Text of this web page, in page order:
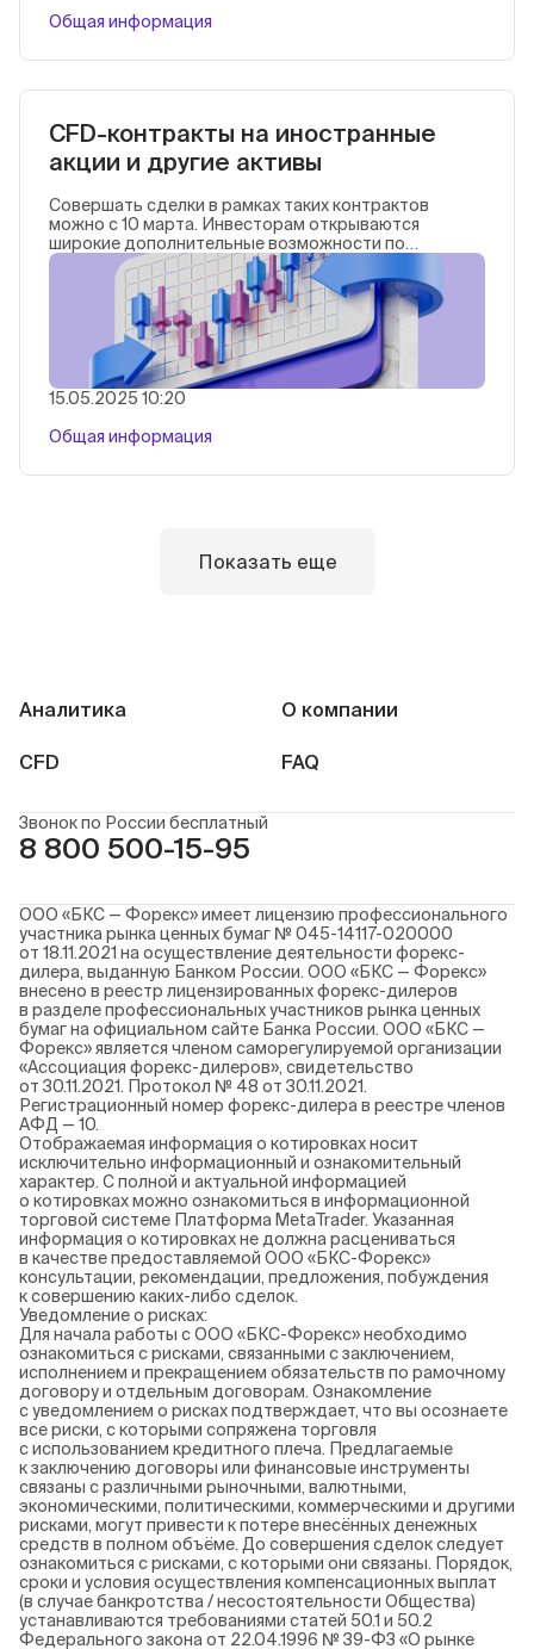
Общая информация
CFD-контракты на иностранные
акции и другие активы
Совершать сделки в рамках таких контрактов
можно с 10 марта. Инвесторам открываются
широкие дополнительные возможности по
диверсификации портфелей, формированию
эффективных стратегий под различные цели и
уровни риска.
15.05.2025 10:20
Общая информация
Показать еще
Аналитика О компании
CFD FAQ
Звонок по России бесплатный
8 800 500-15-95
ООО «БКС — Форекс» имеет лицензию профессионального
участника рынка ценных бумаг № 045-14117-020000
от 18.11.2021 на осуществление деятельности форекс-
дилера, выданную Банком России. ООО «БКС — Форекс»
внесено в реестр лицензированных форекс-дилеров
в разделе профессиональных участников рынка ценных
бумаг на официальном сайте Банка России. ООО «БКС —
Форекс» является членом саморегулируемой организации
«Ассоциация форекс-дилеров», свидетельство
от 30.11.2021. Протокол № 48 от 30.11.2021.
Регистрационный номер форекс-дилера в реестре членов
АФД — 10.
Отображаемая информация о котировках носит
исключительно информационный и ознакомительный
характер. С полной и актуальной информацией
о котировках можно ознакомиться в информационной
торговой системе Платформа MetaTrader. Указанная
информация о котировках не должна расцениваться
в качестве предоставляемой ООО «БКС-Форекс»
консультации, рекомендации, предложения, побуждения
к совершению каких-либо сделок.
Уведомление о рисках:
Для начала работы с ООО «БКС-Форекс» необходимо
ознакомиться с рисками, связанными с заключением,
исполнением и прекращением обязательств по рамочному
договору и отдельным договорам. Ознакомление
с уведомлением о рисках подтверждает, что вы осознаете
все риски, с которыми сопряжена торговля
с использованием кредитного плеча. Предлагаемые
к заключению договоры или финансовые инструменты
связаны с различными рыночными, валютными,
экономическими, политическими, коммерческими и другими
рисками, могут привести к потере внесённых денежных
средств в полном объёме. До совершения сделок следует
ознакомиться с рисками, с которыми они связаны. Порядок,
сроки и условия осуществления компенсационных выплат
(в случае банкротства / несостоятельности Общества)
устанавливаются требованиями статей 50.1 и 50.2
Федерального закона от 22.04.1996 № 39-ФЗ «О рынке